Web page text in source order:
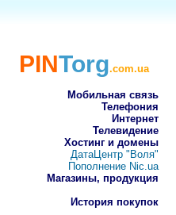
PINTorg.com.ua
Мобильная связь
Телефония
Интернет
Телевидение
Хостинг и домены
ДатаЦентр "Воля"
Пополнение Nic.ua
Магазины, продукция
История покупок